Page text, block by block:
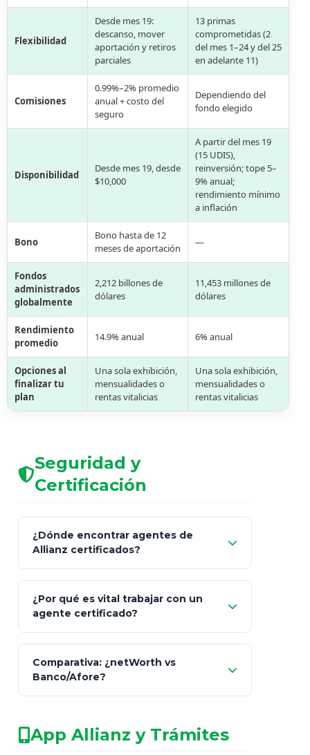
Flexibilidad
Desde mes 19:
descanso, mover
aportación y retiros
parciales
13 primas
comprometidas (2
del mes 1–24 y del 25
en adelante 11)
Comisiones
0.99%–2% promedio
anual + costo del
seguro
Dependiendo del
fondo elegido
Disponibilidad
Desde mes 19, desde
$10,000
A partir del mes 19
(15 UDIS),
reinversión; tope 5–
9% anual;
rendimiento mínimo
a inflación
Bono
Bono hasta de 12
meses de aportación
—
Fondos
administrados
globalmente
2,212 billones de
dólares
11,453 millones de
dólares
Rendimiento
promedio
14.9% anual 6% anual
Opciones al
finalizar tu
plan
Una sola exhibición,
mensualidades o
rentas vitalicias
Una sola exhibición,
mensualidades o
rentas vitalicias
Seguridad y
Certificación
¿Dónde encontrar agentes de
Allianz certificados?
Seguros y Fianzas (CNSF)
netWorth
patrimonio con asesores informales en
redes sociales.
¿Por qué es vital trabajar con un
agente certificado?
consultor técnico
legalmente facultado
Comparativa: ¿netWorth vs
Banco/Afore?
App Allianz y Trámites